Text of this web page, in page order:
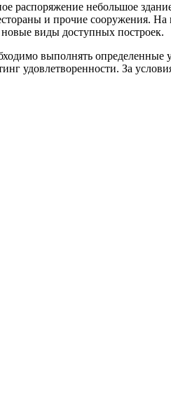
распоряжение небольшое
и прочие сооружения. На
новые виды доступных построек.
выполнять определенные
удовлетворенности. За